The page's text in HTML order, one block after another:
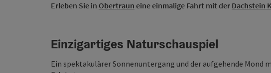
Erleben Sie in Obertraun eine einmalige Fahrt mit der Dachstein
Einzigartiges Naturschauspiel
Ein spektakulärer Sonnenuntergang und der aufgehende Mond